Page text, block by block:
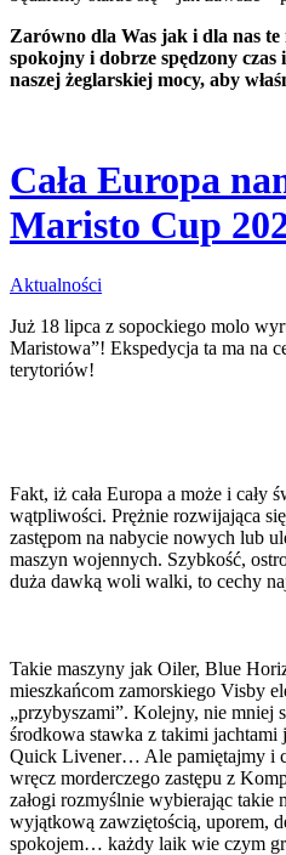
Zarówno dla Was jak i dla nas
spokojny i dobrze spędzony
naszej żeglarskiej mocy, aby
Cała Europa
Maristo Cup
Aktualności
Już 18 lipca z sopockiego molo
Maristowa”! Ekspedycja ta ma na
terytoriów!
Fakt, iż cała Europa a może i cały
wątpliwości. Prężnie rozwijająca
zastępom na nabycie nowych lub
maszyn wojennych. Szybkość,
duża dawką woli walki, to cechy
Takie maszyny jak Oiler, Blue
mieszkańcom zamorskiego Visby
„przybyszami”. Kolejny, nie mniej
środkowa stawka z takimi jachtami
Quick Livener… Ale pamiętajmy i
wręcz morderczego zastępu z
załogi rozmyślnie wybierając takie
wyjątkową zawziętością, uporem,
spokojem… każdy laik wie czym